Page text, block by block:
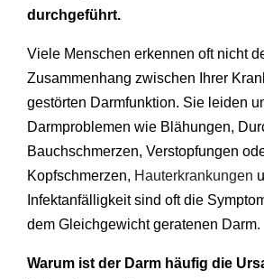
durchgeführt.
Viele Menschen erkennen oft nicht
Zusammenhang zwischen Ihrer
gestörten Darmfunktion. Sie leiden
Darmproblemen wie Blähungen,
Bauchschmerzen, Verstopfungen
Kopfschmerzen, Hauterkrankungen
Infektanfälligkeit sind oft die
dem Gleichgewicht geratenen Darm.
Warum ist der Darm häufig die